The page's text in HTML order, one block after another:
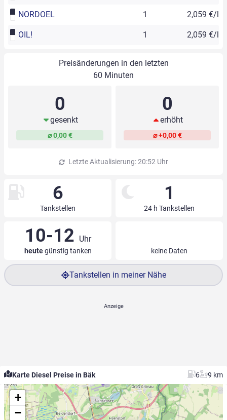
NORDOEL 1 2,059 €/l
OIL! 1 2,059 €/l
Preisänderungen in den letzten
60 Minuten
0
gesenkt
⌀ 0,00 €
0
erhöht
⌀ +0,00 €
Letzte Aktualisierung: 20:52 Uhr
6
Tankstellen
1
24 h Tankstellen
10-12 Uhr
heutegünstig tanken keine Daten
Tankstellen in meiner Nähe
Karte Diesel Preise in Bäk 6 9 km
+
−